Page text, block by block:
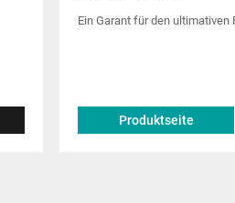
Ein Garant für den ultimativen
Produktseite